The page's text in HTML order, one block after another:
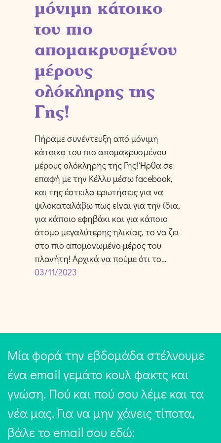
μόνιμη κάτοικο
του πιο
απομακρυσμένου
μέρους
ολόκληρης της
Γης!
Πήραμε συνέντευξη από μόνιμη
κάτοικο του πιο απομακρυσμένου
μέρους ολόκληρης της Γης! Ήρθα σε
επαφή με την Κέλλυ μέσω facebook,
και της έστειλα ερωτήσεις για να
ψιλοκαταλάβω πως είναι για την ίδια,
για κάποιο εφηβάκι και για κάποιο
άτομο μεγαλύτερης ηλικίας, το να ζει
στο πιο απομονωμένο μέρος του
πλανήτη! Αρχικά να πούμε ότι το…
03/11/2023
Μία φορά την εβδομάδα στέλνουμε
ένα email γεμάτο κουλ φακτς και
γνώση. Πού και πού σου λέμε και τα
νέα μας. Για να μην χάνεις τίποτα,
βάλε το email σου εδώ: